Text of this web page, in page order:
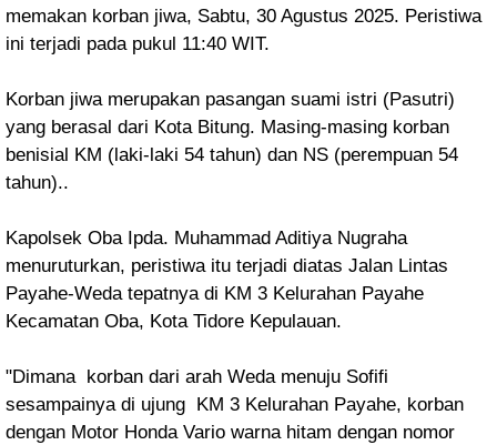
memakan korban jiwa, Sabtu, 30 Agustus 2025. Peristiwa
ini terjadi pada pukul 11:40 WIT.
Korban jiwa merupakan pasangan suami istri (Pasutri)
yang berasal dari Kota Bitung. Masing-masing korban
benisial KM (laki-laki 54 tahun) dan NS (perempuan 54
tahun)..
Kapolsek Oba Ipda. Muhammad Aditiya Nugraha
menuruturkan, peristiwa itu terjadi diatas Jalan Lintas
Payahe-Weda tepatnya di KM 3 Kelurahan Payahe
Kecamatan Oba, Kota Tidore Kepulauan.
"Dimana korban dari arah Weda menuju Sofifi
sesampainya di ujung KM 3 Kelurahan Payahe, korban
dengan Motor Honda Vario warna hitam dengan nomor